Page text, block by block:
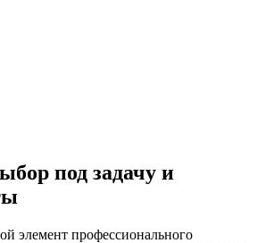
под задачу и
элемент профессионального